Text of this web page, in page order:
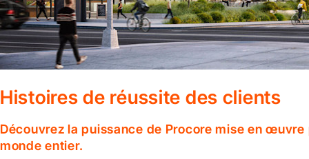
Histoires de réussite des clients
Découvrez la puissance de Procore mise en
monde entier.